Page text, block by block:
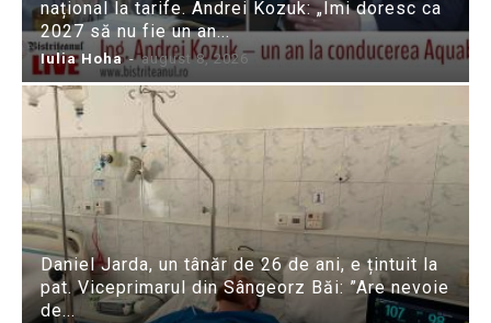
național la tarife. Andrei Kozuk: „Îmi doresc ca
2027 să nu fie un an...
Iulia Hoha - august 8, 2026
Daniel Jarda, un tânăr de 26 de ani, e țintuit la
pat. Viceprimarul din Sângeorz Băi: ”Are nevoie
de...